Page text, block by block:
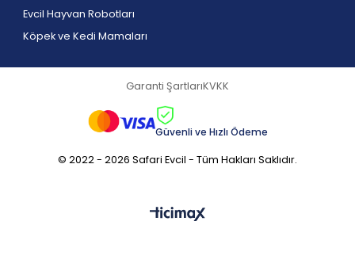
Evcil Hayvan Robotları
Köpek ve Kedi Mamaları
Garanti ŞartlarıKVKK
Güvenli ve Hızlı Ödeme
© 2022 - 2026 Safari Evcil - Tüm Hakları Saklıdır.